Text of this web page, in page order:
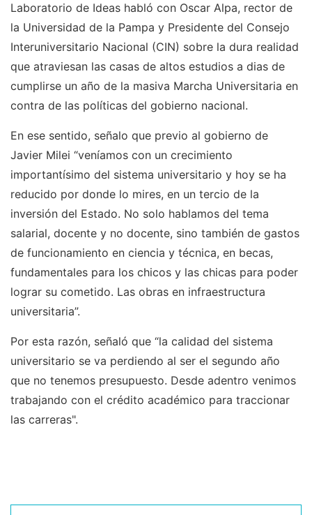
Laboratorio de Ideas habló con Oscar Alpa, rector de
la Universidad de la Pampa y Presidente del Consejo
Interuniversitario Nacional (CIN) sobre la dura realidad
que atraviesan las casas de altos estudios a dias de
cumplirse un año de la masiva Marcha Universitaria en
contra de las políticas del gobierno nacional.
En ese sentido, señalo que previo al gobierno de
Javier Milei “veníamos con un crecimiento
importantísimo del sistema universitario y hoy se ha
reducido por donde lo mires, en un tercio de la
inversión del Estado. No solo hablamos del tema
salarial, docente y no docente, sino también de gastos
de funcionamiento en ciencia y técnica, en becas,
fundamentales para los chicos y las chicas para poder
lograr su cometido. Las obras en infraestructura
universitaria”.
Por esta razón, señaló que “la calidad del sistema
universitario se va perdiendo al ser el segundo año
que no tenemos presupuesto. Desde adentro venimos
trabajando con el crédito académico para traccionar
las carreras".